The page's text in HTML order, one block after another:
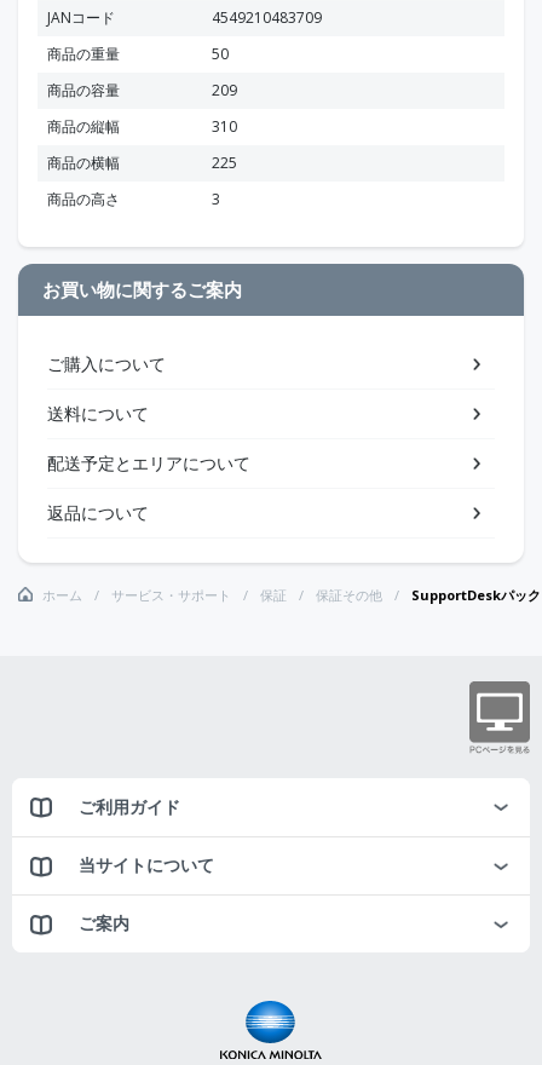
JANコード
4549210483709
商品の重量
50
商品の容量
209
商品の縦幅
310
商品の横幅
225
商品の高さ
3
お買い物に関するご案内
ご購入について
送料について
配送予定とエリアについて
返品について
ホーム サービス・サポート 保証 保証その他 SupportDeskパック
ご利用ガイド
当サイトについて
ご案内